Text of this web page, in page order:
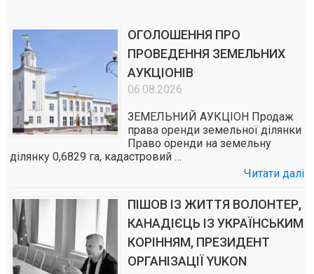
ОГОЛОШЕННЯ ПРО
ПРОВЕДЕННЯ ЗЕМЕЛЬНИХ
АУКЦІОНІВ
06.08.2026
ЗЕМЕЛЬНИЙ АУКЦІОН Продаж
права оренди земельної ділянки
Право оренди на земельну
ділянку 0,6829 га, кадастровий …
Читати далі
ПІШОВ ІЗ ЖИТТЯ ВОЛОНТЕР,
КАНАДІЄЦЬ ІЗ УКРАЇНСЬКИМ
КОРІННЯМ, ПРЕЗИДЕНТ
ОРГАНІЗАЦІЇ YUKON